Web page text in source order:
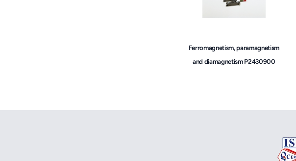
Ferromagnetism, paramagnetism
and diamagnetism P2430900